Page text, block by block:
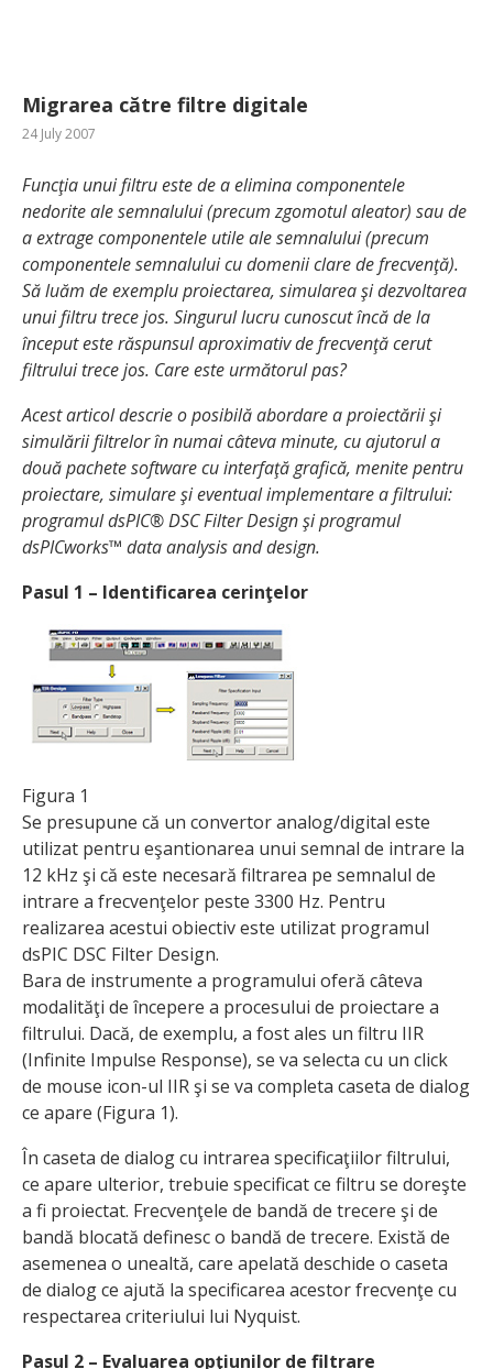
Migrarea către filtre digitale
24 July 2007
Funcţia unui filtru este de a elimina componentele
nedorite ale semnalului (precum zgomotul aleator) sau de
a extrage componentele utile ale semnalului (precum
componentele semnalului cu domenii clare de frecvenţă).
Să luăm de exemplu proiectarea, simularea şi dezvoltarea
unui filtru trece jos. Singurul lucru cunoscut încă de la
început este răspunsul aproximativ de frecvenţă cerut
filtrului trece jos. Care este următorul pas?
Acest articol descrie o posibilă abordare a proiectării şi
simulării filtrelor în numai câteva minute, cu ajutorul a
două pachete software cu interfaţă grafică, menite pentru
proiectare, simulare şi eventual implementare a filtrului:
programul dsPIC® DSC Filter Design şi programul
dsPICworks™ data analysis and design.
Pasul 1 – Identificarea cerinţelor
Figura 1
Se presupune că un convertor analog/digital este
utilizat pentru eşantionarea unui semnal de intrare la
12 kHz şi că este necesară filtrarea pe semnalul de
intrare a frecvenţelor peste 3300 Hz. Pentru
realizarea acestui obiectiv este utilizat programul
dsPIC DSC Filter Design.
Bara de instrumente a programului oferă câteva
modalităţi de începere a procesului de proiectare a
filtrului. Dacă, de exemplu, a fost ales un filtru IIR
(Infinite Impulse Response), se va selecta cu un click
de mouse icon-ul IIR şi se va completa caseta de dialog
ce apare (Figura 1).
În caseta de dialog cu intrarea specificaţiilor filtrului,
ce apare ulterior, trebuie specificat ce filtru se doreşte
a fi proiectat. Frecvenţele de bandă de trecere şi de
bandă blocată definesc o bandă de trecere. Există de
asemenea o unealtă, care apelată deschide o caseta
de dialog ce ajută la specificarea acestor frecvenţe cu
respectarea criteriului lui Nyquist.
Pasul 2 – Evaluarea opţiunilor de filtrare